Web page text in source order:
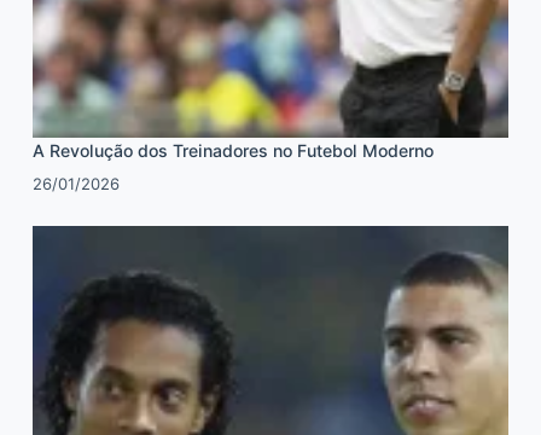
A Revolução dos Treinadores no Futebol Moderno
26/01/2026